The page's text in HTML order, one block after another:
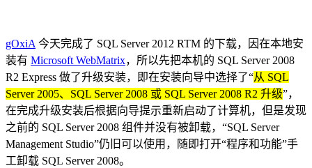
gOxiA今天完成了 SQL Server 2012 RTM 的下载，因在本地安
装有 Microsoft WebMatrix，所以先把本机的 SQL Server 2008
R2 Express 做了升级安装，即在安装向导中选择了“从 SQL
Server 2005、SQL Server 2008 或 SQL Server 2008 R2 升级”，
在完成升级安装后根据向导提示重新启动了计算机，但是发现
之前的 SQL Server 2008 组件并没有被卸载，“SQL Server
Management Studio”仍旧可以使用，随即打开“程序和功能”手
工卸载 SQL Server 2008。